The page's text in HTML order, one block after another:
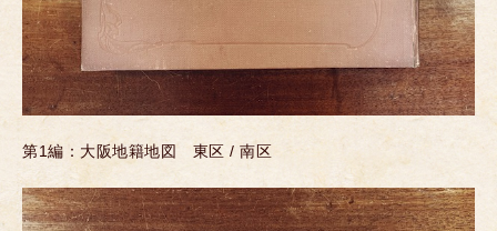
第1編：大阪地籍地図 東区 / 南区